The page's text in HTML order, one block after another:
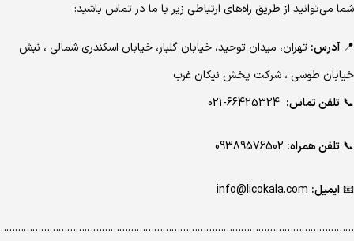
شما می‌توانید از طریق راه‌های ارتباطی زیر با ما در تماس باشید:
📍 آدرس: تهران، میدان توحید، خیابان گلبار، خیابان اسکندری شمالی ، نبش
خیابان طوسی ، شرکت پخش نیکان غرب
📞 تلفن تماس:
📞 تلفن همراه:
📧ایمیل: